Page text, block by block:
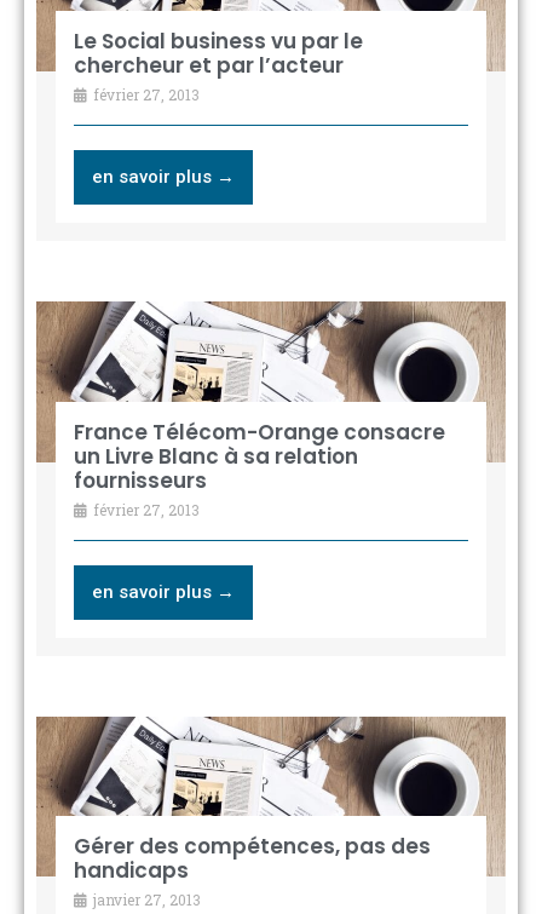
Le Social business vu par le
chercheur et par l’acteur
février 27, 2013
en savoir plus →
France Télécom-Orange consacre
un Livre Blanc à sa relation
fournisseurs
février 27, 2013
en savoir plus →
Gérer des compétences, pas des
handicaps
janvier 27, 2013